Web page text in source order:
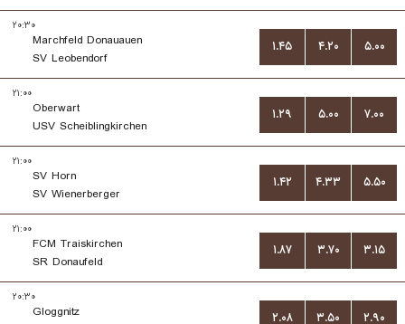
۲۰:۳۰
Marchfeld Donauauen
SV Leobendorf
۱.۴۵ ۴.۲۰ ۵.۰۰
۲۱:۰۰
Oberwart
USV Scheiblingkirchen
۱.۲۹ ۵.۰۰ ۷.۰۰
۲۱:۰۰
SV Horn
SV Wienerberger
۱.۴۲ ۴.۳۳ ۵.۵۰
۲۱:۰۰
FCM Traiskirchen
SR Donaufeld
۱.۸۷ ۳.۷۰ ۳.۱۵
۲۰:۳۰
Gloggnitz
۲.۰۸ ۳.۵۰ ۲.۹۰